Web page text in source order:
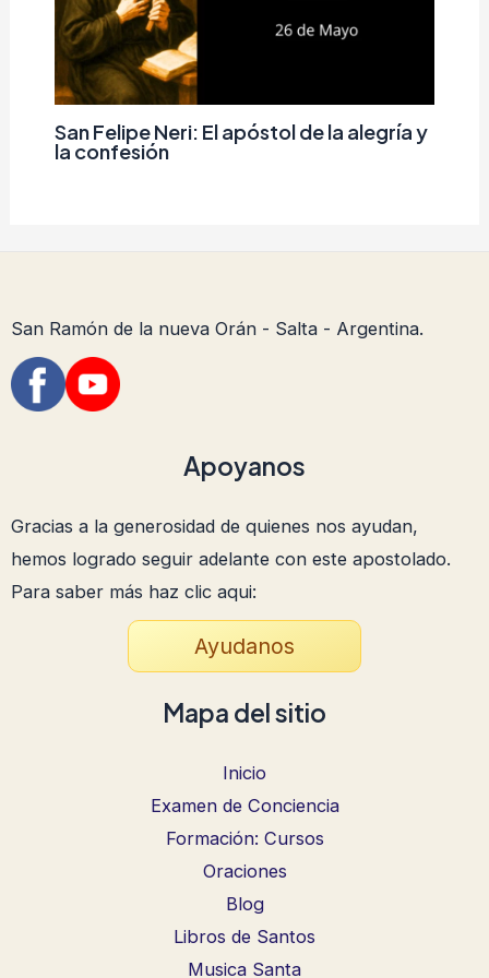
San Felipe Neri: El apóstol de la alegría y
la confesión
San Ramón de la nueva Orán - Salta - Argentina.
Apoyanos
Gracias a la generosidad de quienes nos ayudan,
hemos logrado seguir adelante con este apostolado.
Para saber más haz clic aqui:
Ayudanos
Mapa del sitio
Inicio
Examen de Conciencia
Formación: Cursos
Oraciones
Blog
Libros de Santos
Musica Santa